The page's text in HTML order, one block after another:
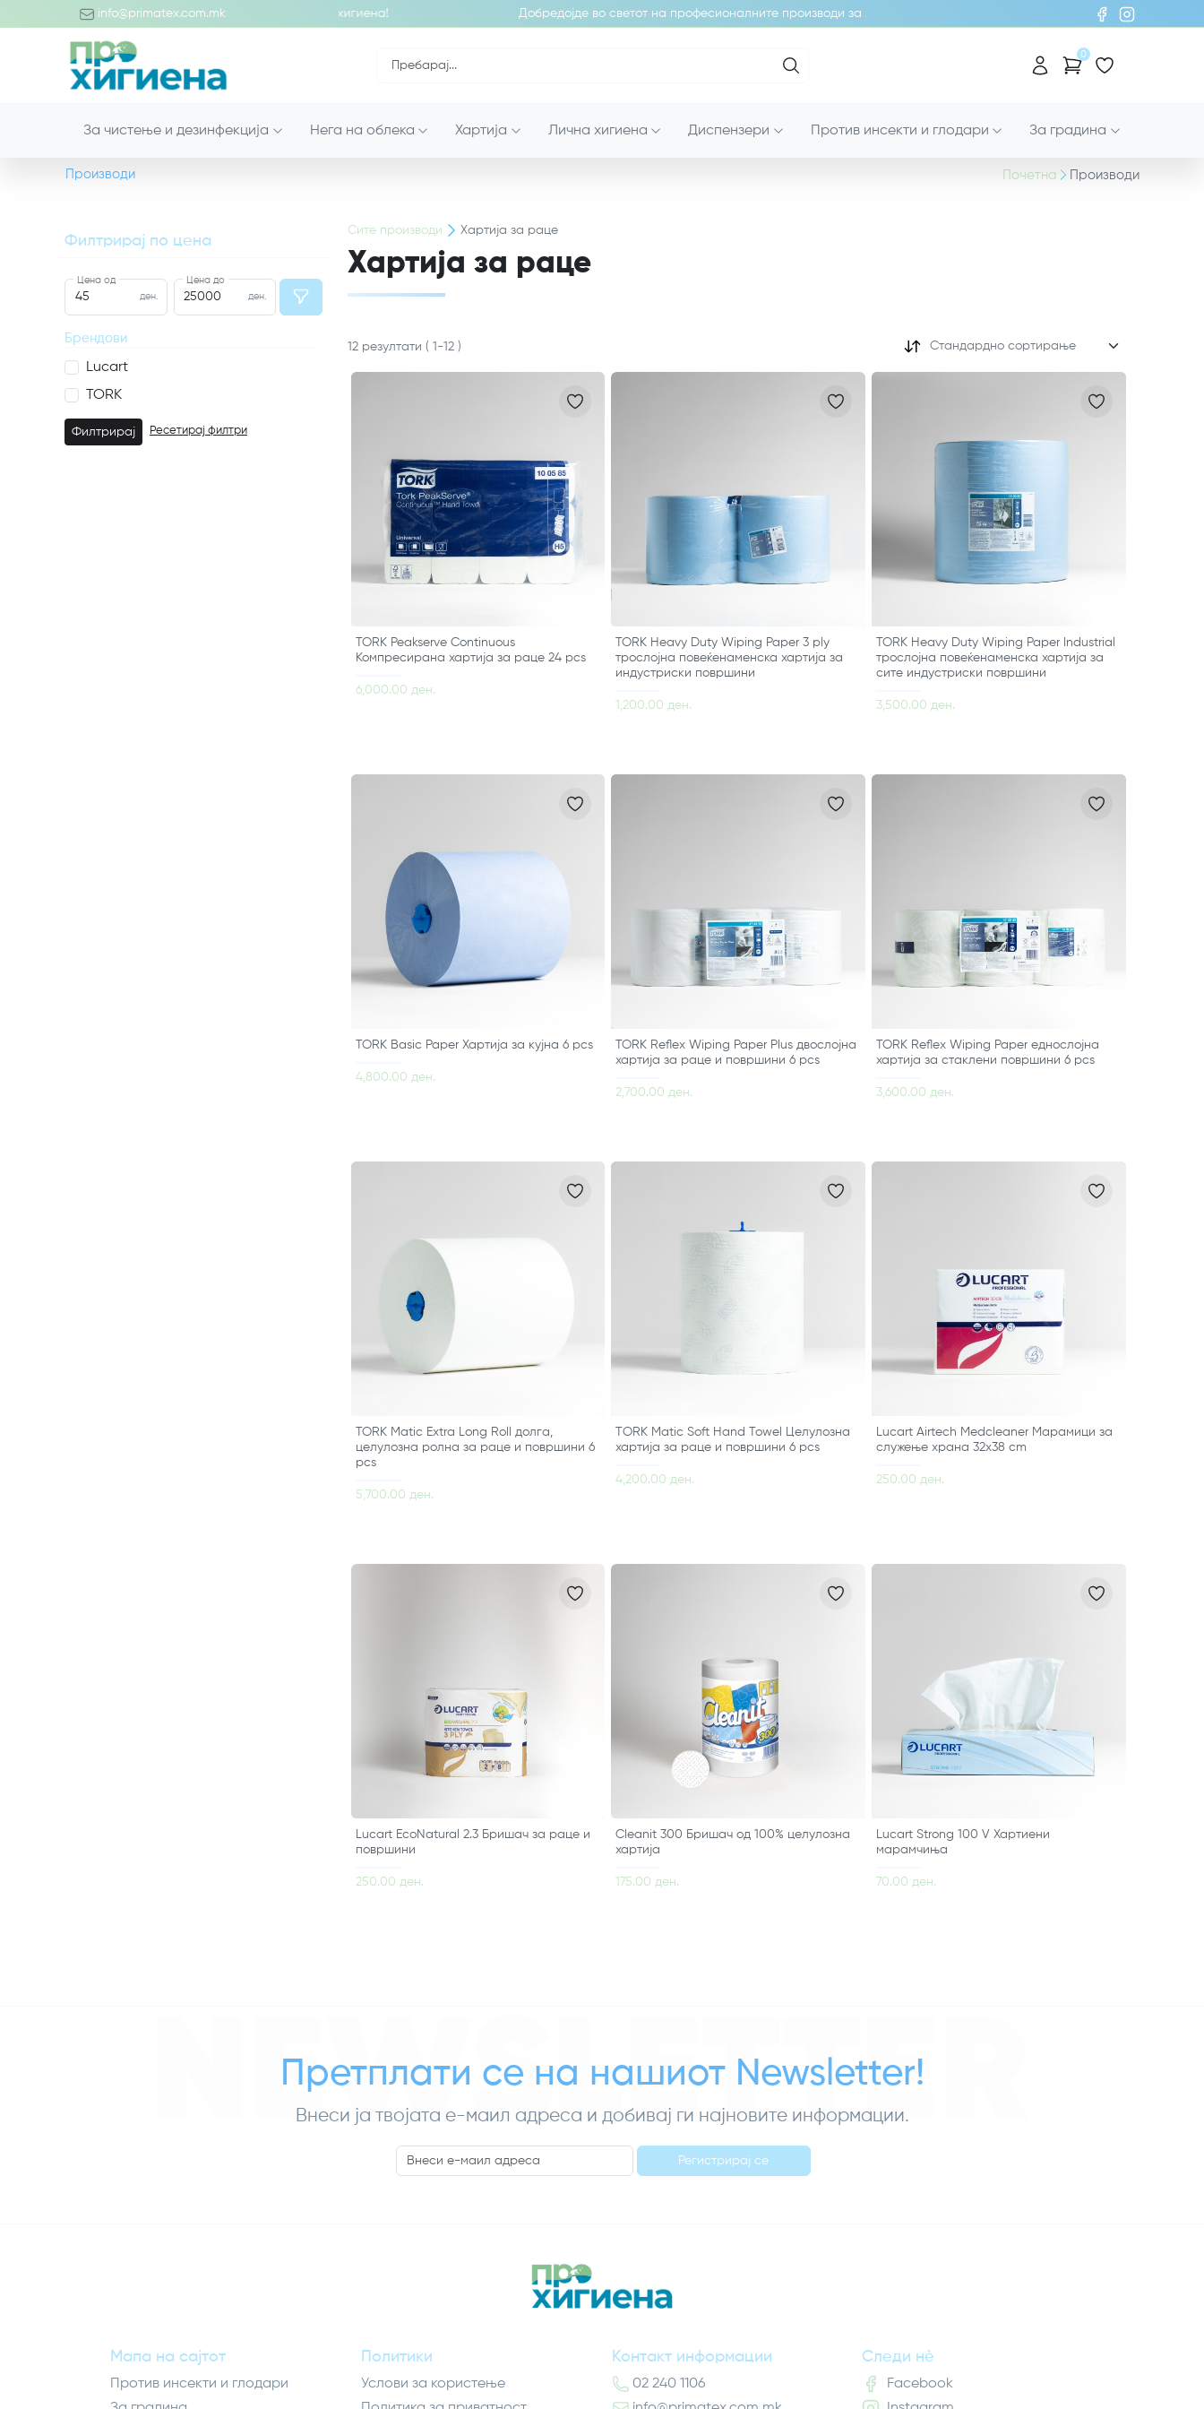
info@primatex.com.mk
во светот на професионалните производи за хигиена! Добредојде во светот на професионалните производи за хигиена!
0
За чистење и дезинфекција Нега на облека Хартија Лична хигиена Диспензери Против инсекти и глодари За градина
Производи Почетна Производи
Филтрирај по цена
ден.
Цена од
ден.
Цена до
Брендови
Lucart
TORK
Филтрирај Ресетирај филтри
Сите производи Хартија за раце
Хартија за раце
12 резултати ( 1 -12 ) Стандардно сортирање
TORK Peakserve Continuous
Компресирана хартија за раце 24 pcs
6,000.00 ден.
TORK Heavy Duty Wiping Paper 3 ply
трослојна повеќенаменска хартија за
индустриски површини
1,200.00 ден.
TORK Heavy Duty Wiping Paper Industrial
трослојна повеќенаменска хартија за
сите индустриски површини
3,500.00 ден.
TORK Basic Paper Хартија за кујна 6 pcs
4,800.00 ден.
TORK Reflex Wiping Paper Plus двослојна
хартија за раце и површини 6 pcs
2,700.00 ден.
TORK Reflex Wiping Paper еднослојна
хартија за стаклени површини 6 pcs
3,600.00 ден.
TORK Matic Extra Long Roll долга,
целулозна ролна за раце и површини 6
pcs
5,700.00 ден.
ТORK Matic Soft Hand Towel Целулозна
хартија за раце и површини 6 pcs
4,200.00 ден.
Lucart Airtech Medcleaner Марамици за
служење храна 32x38 cm
250.00 ден.
Lucart EcoNatural 2.3 Бришач за раце и
површини
250.00 ден.
Cleanit 300 Бришач од 100% целулозна
хартија
175.00 ден.
Lucart Strong 100 V Хартиени
марамчиња
70.00 ден.
NEWSLETTER
Претплати се на нашиот Newsletter!
Внеси ја твојата е-маил адреса и добивај ги најновите информации.
Регистрирај се
Мапа на сајтот
Против инсекти и глодари
Политики
Услови за користење
Контакт информации
02 240 1106
Следи нè
Facebook